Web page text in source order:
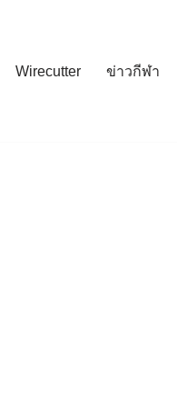
Wirecutter ข่าวกีฬา